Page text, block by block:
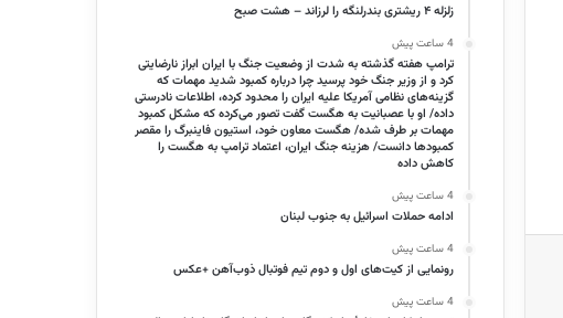
زلزله ۴ ریشتری بندرلنگه را لرزاند – هشت صبح
4 ساعت پیش
ترامپ هفته گذشته به شدت از وضعیت جنگ با ایران ابراز نارضایتی
کرد و از وزیر جنگ خود پرسید چرا درباره کمبود شدید مهمات که
گزینه‌های نظامی آمریکا علیه ایران را محدود کرده، اطلاعات نادرستی
داده/ او با عصبانیت به هگست گفت تصور می‌کرده که مشکل کمبود
مهمات بر طرف شده/ هگست معاون خود، استیون فاینبرگ را مقصر
کمبود‌ها دانست/ هزینه جنگ ایران، اعتماد ترامپ به هگست را
کاهش داده
4 ساعت پیش
ادامه حملات اسرائیل به جنوب لبنان
4 ساعت پیش
رونمایی از کیت‌های اول و دوم تیم فوتبال ذوب‌آهن +عکس
4 ساعت پیش